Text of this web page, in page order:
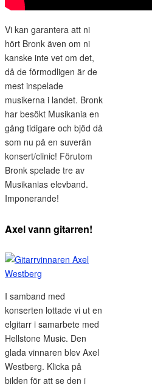
Vi kan garantera att ni
hört Bronk även om ni
kanske inte vet om det,
då de förmodligen är de
mest inspelade
musikerna i landet. Bronk
har besökt Musikania en
gång tidigare och bjöd då
som nu på en suverän
konsert/clinic! Förutom
Bronk spelade tre av
Musikanias elevband.
Imponerande!
Axel vann gitarren!
I samband med
konserten lottade vi ut en
elgitarr i samarbete med
Hellstone Music. Den
glada vinnaren blev Axel
Westberg. Klicka på
bilden för att se den i